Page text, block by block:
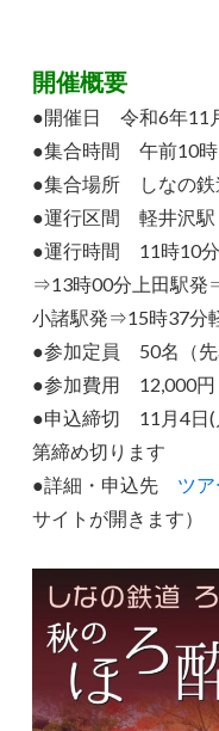
開催概要
●開催日 令和6年11
●集合時間 午前10時
●集合場所 しなの鉄
●運行区間 軽井沢駅
●運行時間 11時10
⇒13時00分上田駅発
小諸駅発⇒15時37分
●参加定員 50名（先
●参加費用 12,000円
●申込締切 11月4日(
第締め切ります
●詳細・申込先 ツア
サイトが開きます）